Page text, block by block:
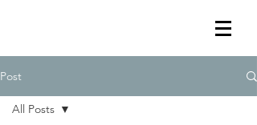
Post
All Posts